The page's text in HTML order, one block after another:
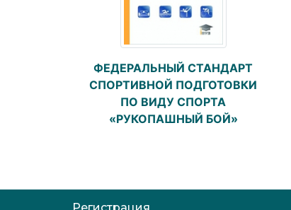
ФЕДЕРАЛЬНЫЙ СТАНДАРТ
СПОРТИВНОЙ ПОДГОТОВКИ
ПО ВИДУ СПОРТА
«РУКОПАШНЫЙ БОЙ»